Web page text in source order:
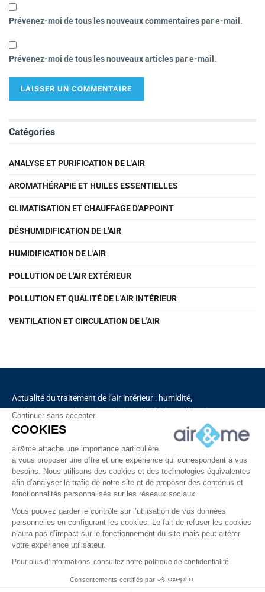
Prévenez-moi de tous les nouveaux commentaires par e-mail.
Prévenez-moi de tous les nouveaux articles par e-mail.
Catégories
ANALYSE ET PURIFICATION DE L'AIR
AROMATHÉRAPIE ET HUILES ESSENTIELLES
CLIMATISATION ET CHAUFFAGE D'APPOINT
DÉSHUMIDIFICATION DE L'AIR
HUMIDIFICATION DE L'AIR
POLLUTION DE L'AIR EXTÉRIEUR
POLLUTION ET QUALITÉ DE L'AIR INTÉRIEUR
VENTILATION ET CIRCULATION DE L'AIR
Actualité du traitement de l’air intérieur : humidité,
pollution, aromathérapie, solutions de déshumidification
et de purification de l’air, chauffage, ventilation,
Découvrez tous nos produits
Copyright © 2025 – Tous droits réservés à air&me
Continuer sans accepter
COOKIES
air&me attache une importance particulière
à vous proposer une offre et une expérience qui correspondent à vos
besoins. Nous utilisons des cookies et des technologies équivalentes
afin d’analyser le trafic de notre site et de proposer des contenus et
fonctionnalités personnalisés sur les réseaux sociaux.
Vous pouvez garder le contrôle sur l’utilisation de vos données
personnelles en configurant les cookies. Le fait de refuser les cookies
n’aura pas d’impact sur le fonctionnement du site mais peut altérer
votre expérience utilisateur.
Pour plus d’informations, consultez notre politique de confidentialité
Consentements certifiés par